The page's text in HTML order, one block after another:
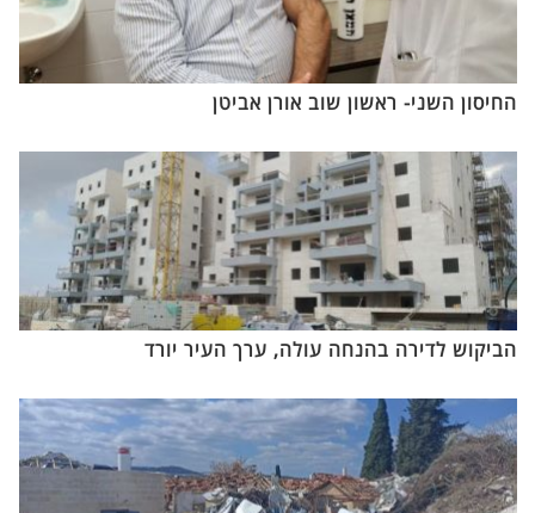
החיסון השני- ראשון שוב אורן אביטן
הביקוש לדירה בהנחה עולה, ערך העיר יורד